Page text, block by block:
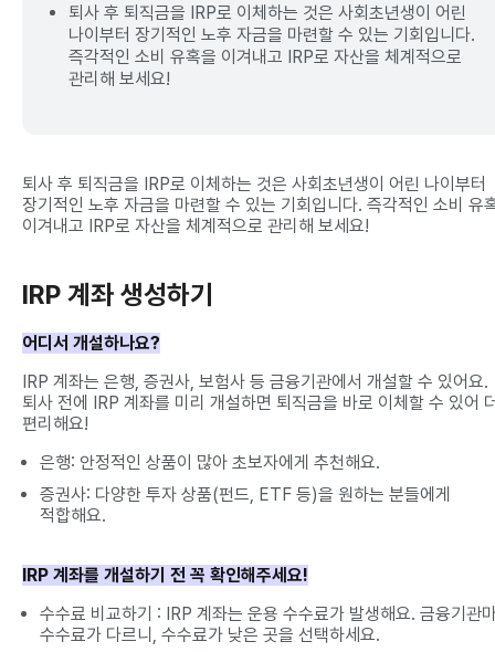
퇴사 후 퇴직금을 IRP로 이체하는 것은 사회초년생이 어린
나이부터 장기적인 노후 자금을 마련할 수 있는 기회입니다.
즉각적인 소비 유혹을 이겨내고 IRP로 자산을 체계적으로
관리해 보세요!
퇴사 후 퇴직금을 IRP로 이체하는 것은 사회초년생이 어린 나이부터
장기적인 노후 자금을 마련할 수 있는 기회입니다. 즉각적인 소비 유
이겨내고 IRP로 자산을 체계적으로 관리해 보세요!
IRP 계좌 생성하기
어디서 개설하나요?
IRP 계좌는 은행, 증권사, 보험사 등 금융기관에서 개설할 수 있어요.
퇴사 전에 IRP 계좌를 미리 개설하면 퇴직금을 바로 이체할 수 있어
편리해요!
은행: 안정적인 상품이 많아 초보자에게 추천해요.
증권사: 다양한 투자 상품(펀드, ETF 등)을 원하는 분들에게
적합해요.
IRP 계좌를 개설하기 전 꼭 확인해주세요!
수수료 비교하기 : IRP 계좌는 운용 수수료가 발생해요. 금융기관
수수료가 다르니, 수수료가 낮은 곳을 선택하세요.